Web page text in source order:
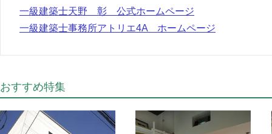
一級建築士天野 彰 公式ホームページ
一級建築士事務所アトリエ4A ホームページ
おすすめ特集